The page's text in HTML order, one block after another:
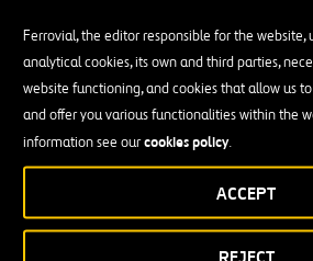
Ferrovial, the editor responsible for the website,
analytical cookies, its own and third parties,
website functioning, and cookies that allow us
and offer you various functionalities within the
information see ourcookies policy.
ACCEPT